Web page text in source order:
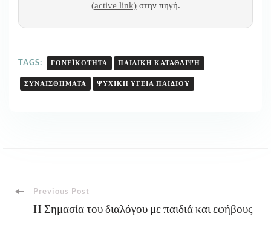
(active link)στην πηγή.
TAGS: ΓΟΝΕΪΚΌΤΗΤΑ ΠΑΙΔΙΚΗ ΚΑΤΑΘΛΙΨΗ
ΣΥΝΑΙΣΘΉΜΑΤΑ ΨΥΧΙΚΉ ΥΓΕΊΑ ΠΑΙΔΙΟΎ
PostPrevious Post
Η Σημασία του διαλόγου με παιδιά και εφήβους